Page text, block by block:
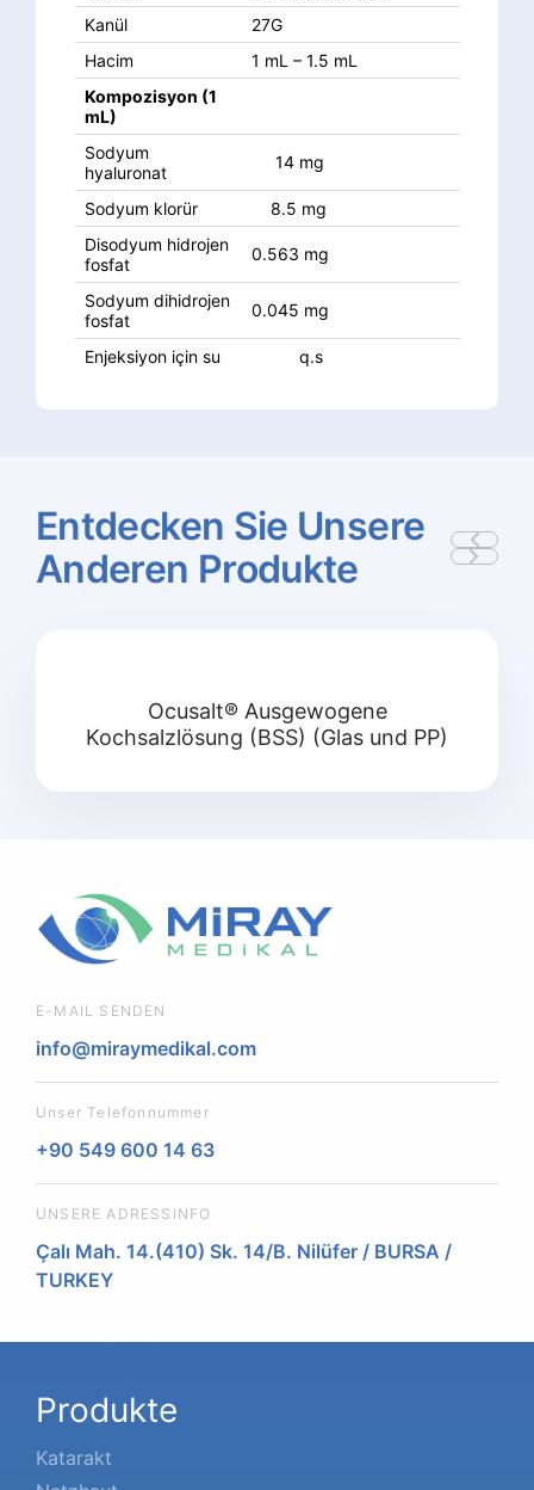
Kanül
27G
Hacim
1 mL – 1.5 mL
Kompozisyon (1
mL)
Sodyum
hyaluronat
14 mg
Sodyum klorür
8.5 mg
Disodyum hidrojen
fosfat
0.563 mg
Sodyum dihidrojen
fosfat
0.045 mg
Enjeksiyon için su q.s
Entdecken Sie Unsere
Anderen Produkte
Ocusalt® Ausgewogene
Kochsalzlösung (BSS) (Glas und PP)
E-MAIL SENDEN
info@miraymedikal.com
Unser Telefonnummer
+90 549 600 14 63
UNSERE ADRESSINFO
Çalı Mah. 14.(410) Sk. 14/B. Nilüfer / BURSA /
TURKEY
Produkte
Katarakt